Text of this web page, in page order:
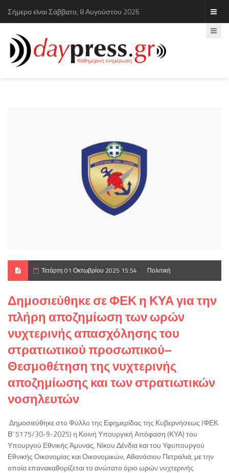
Σήμερα είναι Σάββατο, 8 Αυγούστου 2026
Τετάρτη 01 Οκτωβρίου 2025 15:54 Πολιτική
Δημοσιεύθηκε σε ΦΕΚ η ΚΥΑ για την
πλήρη αποζημίωση των ωρών
νυχτερινής απασχόλησης του
στρατιωτικού προσωπικού–
Θεσμοθέτηση της νυχτερινής
αποζημίωσης και των στρατιωτικών
νοσηλευτών
Δημοσιεύθηκε στο Φύλλο της Εφημερίδας της Κυβερνήσεως (ΦΕΚ
Β’ 5175/30-9-2025) η Κοινή Υπουργική Απόφαση (ΚΥΑ) του
Υπουργού Εθνικής Άμυνας, Νίκου Δένδια και του Υφυπουργού
Εθνικής Οικονομίας και Οικονομικών, Αθανάσιου Πετραλιά, με την
οποία επανακαθορίζεται το ανώτατο όριο ωρών νυχτερινής